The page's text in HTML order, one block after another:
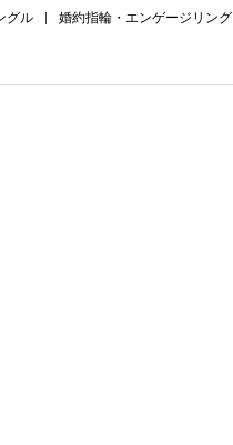
グル 婚約指輪・エンゲージリング